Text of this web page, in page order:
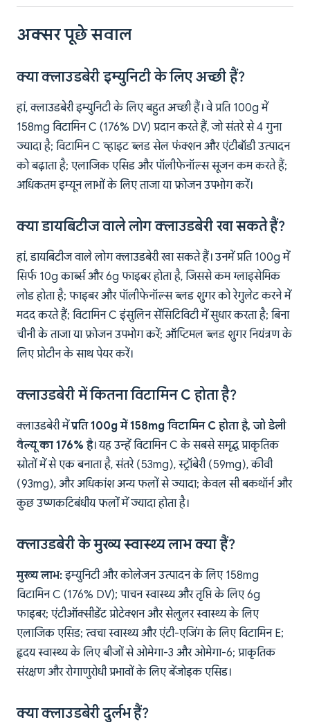
अक्सर पूछे सवाल
क्या क्लाउडबेरी इम्युनिटी के लिए अच्छी हैं?
हां, क्लाउडबेरी इम्युनिटी के लिए बहुत अच्छी हैं। वे प्रति 100g में
158mg विटामिन C (176% DV) प्रदान करते हैं, जो संतरे से 4 गुना
ज्यादा है; विटामिन C व्हाइट ब्लड सेल फंक्शन और एंटीबॉडी उत्पादन
को बढ़ाता है; एलाजिक एसिड और पॉलीफेनॉल्स सूजन कम करते हैं;
अधिकतम इम्यून लाभों के लिए ताजा या फ्रोजन उपभोग करें।
क्या डायबिटीज वाले लोग क्लाउडबेरी खा सकते हैं?
हां, डायबिटीज वाले लोग क्लाउडबेरी खा सकते हैं। उनमें प्रति 100g में
सिर्फ 10g कार्ब्स और 6g फाइबर होता है, जिससे कम ग्लाइसेमिक
लोड होता है; फाइबर और पॉलीफेनॉल्स ब्लड शुगर को रेगुलेट करने में
मदद करते हैं; विटामिन C इंसुलिन सेंसिटिविटी में सुधार करता है; बिना
चीनी के ताजा या फ्रोजन उपभोग करें; ऑप्टिमल ब्लड शुगर नियंत्रण के
लिए प्रोटीन के साथ पेयर करें।
क्लाउडबेरी में कितना विटामिन C होता है?
क्लाउडबेरी मेंप्रति 100g में 158mg विटामिन C होता है, जो डेली
वैल्यू का 176% है। यह उन्हें विटामिन C के सबसे समृद्ध प्राकृतिक
स्रोतों में से एक बनाता है, संतरे (53mg), स्ट्रॉबेरी (59mg), कीवी
(93mg), और अधिकांश अन्य फलों से ज्यादा; केवल सी बकथॉर्न और
कुछ उष्णकटिबंधीय फलों में ज्यादा होता है।
क्लाउडबेरी के मुख्य स्वास्थ्य लाभ क्या हैं?
मुख्य लाभ:इम्युनिटी और कोलेजन उत्पादन के लिए 158mg
विटामिन C (176% DV); पाचन स्वास्थ्य और तृप्ति के लिए 6g
फाइबर; एंटीऑक्सीडेंट प्रोटेक्शन और सेलुलर स्वास्थ्य के लिए
एलाजिक एसिड; त्वचा स्वास्थ्य और एंटी-एजिंग के लिए विटामिन E;
हृदय स्वास्थ्य के लिए बीजों से ओमेगा-3 और ओमेगा-6; प्राकृतिक
संरक्षण और रोगाणुरोधी प्रभावों के लिए बेंजोइक एसिड।
क्या क्लाउडबेरी दुर्लभ हैं?